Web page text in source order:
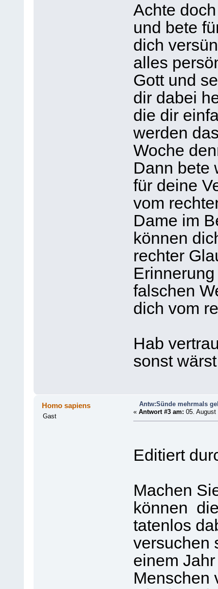
Achte
und bete
dich
alles
Gott und
dir dabei
die dir
werden
Woche
Dann bete
für deine
vom
Dame im
können
rechter
falschen
dich vom
Hab
sonst
Homo sapiens
Gast
Antw:Sünde mehrmals
« Antwort #3 am: 05. August
Editiert
Machen
können
tatenlos
versuchen
einem
Menschen